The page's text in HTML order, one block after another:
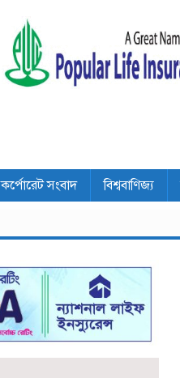
কর্পোরেট সংবাদ বিশ্ববাণিজ্য